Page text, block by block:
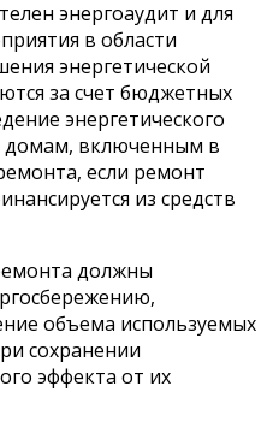
энергоаудит и для
в области
энергетической
за счет бюджетных
энергетического
домам, включенным в
если ремонт
из средств
должны
объема используемых
сохранении
эффекта от их